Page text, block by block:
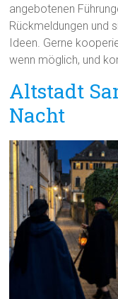
angebotenen
Rückmeldungen und
Ideen. Gerne
wenn möglich, und
Altstadt
Nacht